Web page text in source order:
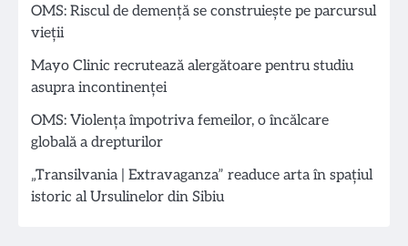
OMS: Riscul de demență se construiește pe parcursul
vieții
Mayo Clinic recrutează alergătoare pentru studiu
asupra incontinenței
OMS: Violența împotriva femeilor, o încălcare
globală a drepturilor
„Transilvania | Extravaganza” readuce arta în spațiul
istoric al Ursulinelor din Sibiu